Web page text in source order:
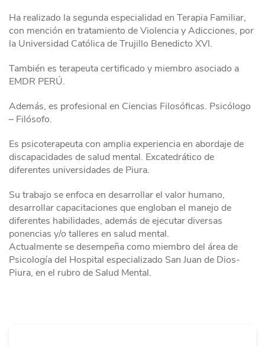
Ha realizado la segunda especialidad en Terapia Familiar,
con mención en tratamiento de Violencia y Adicciones, por
la Universidad Católica de Trujillo Benedicto XVI.
También es terapeuta certificado y miembro asociado a
EMDR PERÚ.
Además, es profesional en Ciencias Filosóficas. Psicólogo
– Filósofo.
Es psicoterapeuta con amplia experiencia en abordaje de
discapacidades de salud mental. Excatedrático de
diferentes universidades de Piura.
Su trabajo se enfoca en desarrollar el valor humano,
desarrollar capacitaciones que engloban el manejo de
diferentes habilidades, además de ejecutar diversas
ponencias y/o talleres en salud mental.
Actualmente se desempeña como miembro del área de
Psicología del Hospital especializado San Juan de Dios-
Piura, en el rubro de Salud Mental.